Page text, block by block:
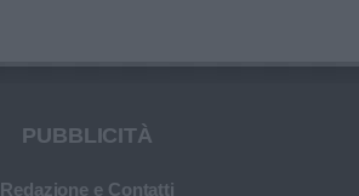
PUBBLICITÀ
Redazione e Contatti